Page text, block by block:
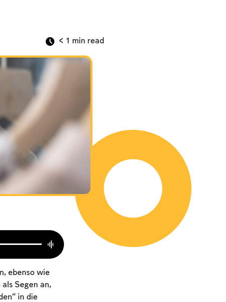
< 1 min read
ebenso wie
Segen an,
in die